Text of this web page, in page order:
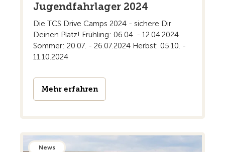
Jugendfahrlager 2024
Die TCS Drive Camps 2024 - sichere Dir
Deinen Platz! Frühling: 06.04. - 12.04.2024
Sommer: 20.07. - 26.07.2024 Herbst: 05.10. -
11.10.2024
Mehr erfahren
News